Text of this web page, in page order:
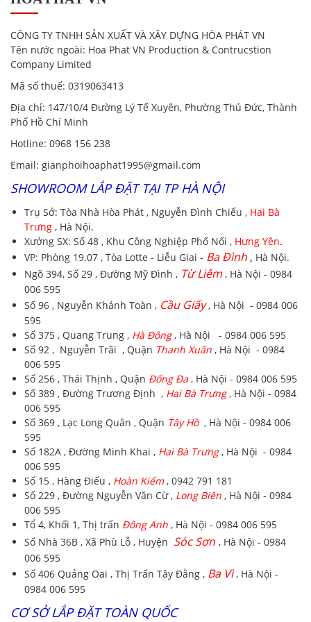
CÔNG TY TNHH SẢN XUẤT VÀ XÂY DỰNG HÒA PHÁT VN
Tên nước ngoài: Hoa Phat VN Production & Contrucstion
Company Limited
Mã số thuế: 0319063413
Địa chỉ: 147/10/4 Đường Lý Tế Xuyên, Phường Thủ Đức, Thành
Phố Hồ Chí Minh
Hotline: 0968 156 238
Email: gianphoihoaphat1995@gmail.com
SHOWROOM LẮP ĐẶT TẠI TP HÀ NỘI
Trụ Sở: Tòa Nhà Hòa Phát , Nguyễn Đình Chiểu , Hai Bà
Trưng , Hà Nội.
Xưởng SX: Số 48 , Khu Công Nghiệp Phố Nối , Hưng Yên.
VP: Phòng 19.07 , Tòa Lotte - Liễu Giai - Ba Đình , Hà Nội.
Ngõ 394, Số 29 , Đường Mỹ Đình , Từ Liêm, Hà Nội - 0984
006 595
Số 96 , Nguyễn Khánh Toàn , Cầu Giấy , Hà Nội - 0984 006
595
Số 375 , Quang Trung , Hà Đông, Hà Nội - 0984 006 595
Số 92 , Nguyễn Trãi , Quận Thanh Xuân , Hà Nội - 0984
006 595
Số 256 , Thái Thịnh , Quận Đống Đa , Hà Nội - 0984 006 595
Số 389 , Đường Trương Định , Hai Bà Trưng, Hà Nội - 0984
006 595
Số 369 , Lạc Long Quân , Quận Tây Hồ , Hà Nội - 0984 006
595
Số 182A , Đường Minh Khai , Hai Bà Trưng, Hà Nội - 0984
006 595
Số 15 , Hàng Điếu , Hoàn Kiếm , 0942 791 181
Số 229 , Đường Nguyễn Văn Cừ , Long Biên , Hà Nội - 0984
006 595
Tổ 4, Khối 1, Thị trấn Đông Anh , Hà Nội - 0984 006 595
Số Nhà 36B , Xã Phù Lỗ , Huyện Sóc Sơn , Hà Nội - 0984
006 595
Số 406 Quảng Oai , Thị Trấn Tây Đằng , Ba Vì , Hà Nội -
0984 006 595
CƠ SỞ LẮP ĐẶT TOÀN QUỐC